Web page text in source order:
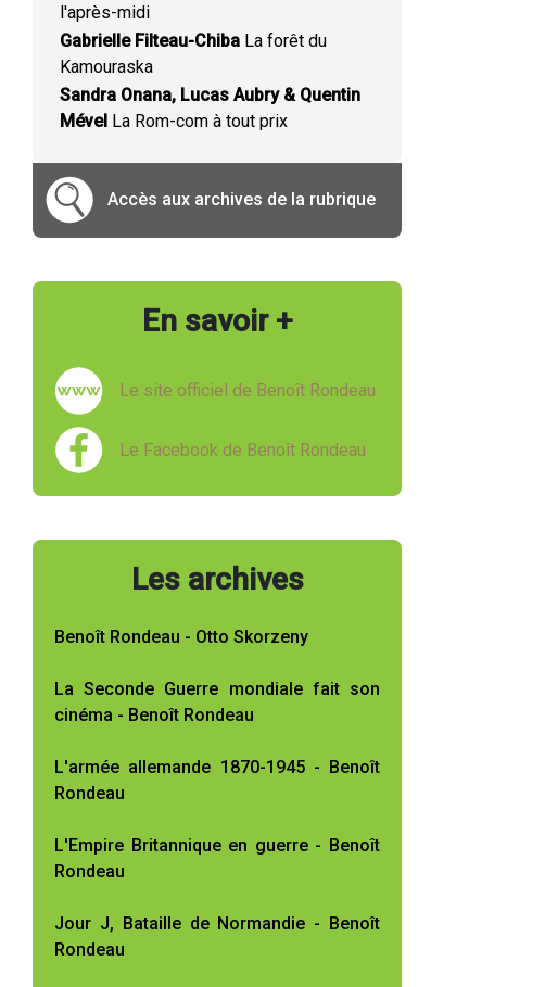
l'après-midi
Gabrielle Filteau-Chiba La forêt du
Kamouraska
Sandra Onana, Lucas Aubry & Quentin
Mével La Rom-com à tout prix
Accès aux archives de la rubrique
En savoir +
Le site officiel de Benoît Rondeau
Le Facebook de Benoît Rondeau
Les archives
Benoît Rondeau - Otto Skorzeny
La Seconde Guerre mondiale fait son
cinéma - Benoît Rondeau
L'armée allemande 1870-1945 - Benoît
Rondeau
L'Empire Britannique en guerre - Benoît
Rondeau
Jour J, Bataille de Normandie - Benoît
Rondeau